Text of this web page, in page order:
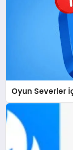
Oyun Severler